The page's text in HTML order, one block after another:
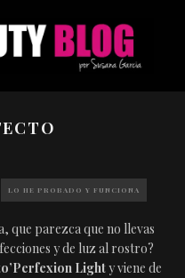
LO HE PROBADO Y FUNCIONA
que parezca que no llevas
y de luz al rostro?
Lighty viene de